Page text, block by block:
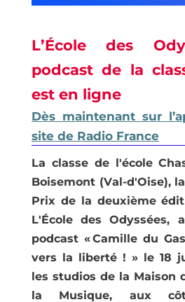
L’École des
podcast de la
est en ligne
Dès maintenant sur
site de Radio France
La classe de l'école
Boisemont (Val-d'Oise),
Prix de la deuxième
L'École des Odyssées,
podcast « Camille du
vers la liberté ! » le 18
les studios de la Maison
la Musique, aux